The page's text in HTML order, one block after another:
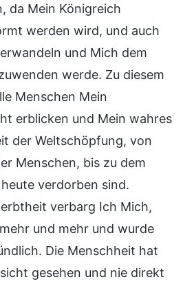
da Mein Königreich
werden wird, und auch
und Mich dem
werde. Zu diesem
Menschen Mein
erblicken und Mein wahres
der Weltschöpfung, von
Menschen, bis zu dem
verdorben sind.
verbarg Ich Mich,
und mehr und wurde
Die Menschheit hat
gesehen und nie direkt